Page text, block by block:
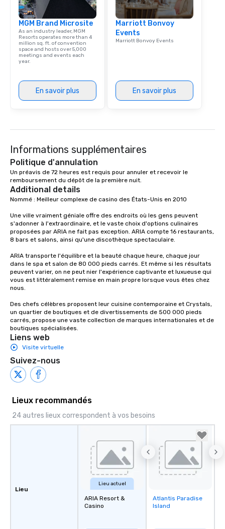
MGM Brand Microsite
As an industry leader, MGM
Resorts operates more than 4
million sq. ft. of convention
space and hosts over 5,000
meetings and events each
year.
En savoir plus
Marriott Bonvoy
Events
Marriott Bonvoy Events
En savoir plus
Informations supplémentaires
Politique d'annulation
Un préavis de 72 heures est requis pour annuler et recevoir le
remboursement du dépôt de la première nuit.
Additional details
Nommé : Meilleur complexe de casino des États-Unis en 2010
Une ville vraiment géniale offre des endroits où les gens peuvent
s'adonner à l'extraordinaire, et le vaste choix d'options culinaires
proposées par ARIA ne fait pas exception. ARIA compte 16 restaurants,
8 bars et salons, ainsi qu'une discothèque spectaculaire.
ARIA transporte l'équilibre et la beauté chaque heure, chaque jour
dans le spa et salon de 80 000 pieds carrés. Et même si les résultats
peuvent varier, on ne peut nier l'expérience captivante et luxueuse qui
vous est littéralement remise en main propre lorsque vous êtes chez
nous.
Des chefs célèbres proposent leur cuisine contemporaine et Crystals,
un quartier de boutiques et de divertissements de 500 000 pieds
carrés, propose une vaste collection de marques internationales et de
boutiques spécialisées.
Liens web
Visite virtuelle
Suivez-nous
Lieux recommandés
24 autres lieux correspondent à vos besoins
Lieu
Lieu actuel
ARIA Resort &
Casino
Removed from
favorites
Atlantis Paradise
Island